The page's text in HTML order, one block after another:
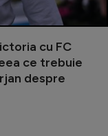
cu FC
ce trebuie
despre